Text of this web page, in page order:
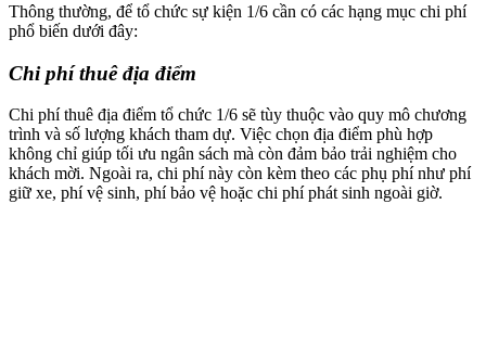
Thông thường, để tổ chức sự kiện 1/6 cần có các hạng mục chi phí
phổ biến dưới đây:
Chi phí thuê địa điểm
Chi phí thuê địa điểm tổ chức 1/6 sẽ tùy thuộc vào quy mô chương
trình và số lượng khách tham dự. Việc chọn địa điểm phù hợp
không chỉ giúp tối ưu ngân sách mà còn đảm bảo trải nghiệm cho
khách mời. Ngoài ra, chi phí này còn kèm theo các phụ phí như phí
giữ xe, phí vệ sinh, phí bảo vệ hoặc chi phí phát sinh ngoài giờ.